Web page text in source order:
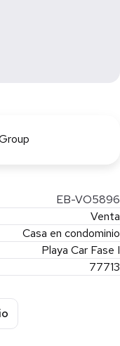
EB-VO5896
Venta
Casa en condominio
Playa Car Fase I
77713